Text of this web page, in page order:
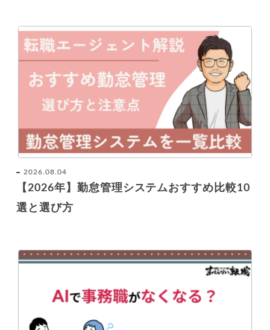
2026.08.04
【2026年】勤怠管理システムおすすめ比較10
選と選び方